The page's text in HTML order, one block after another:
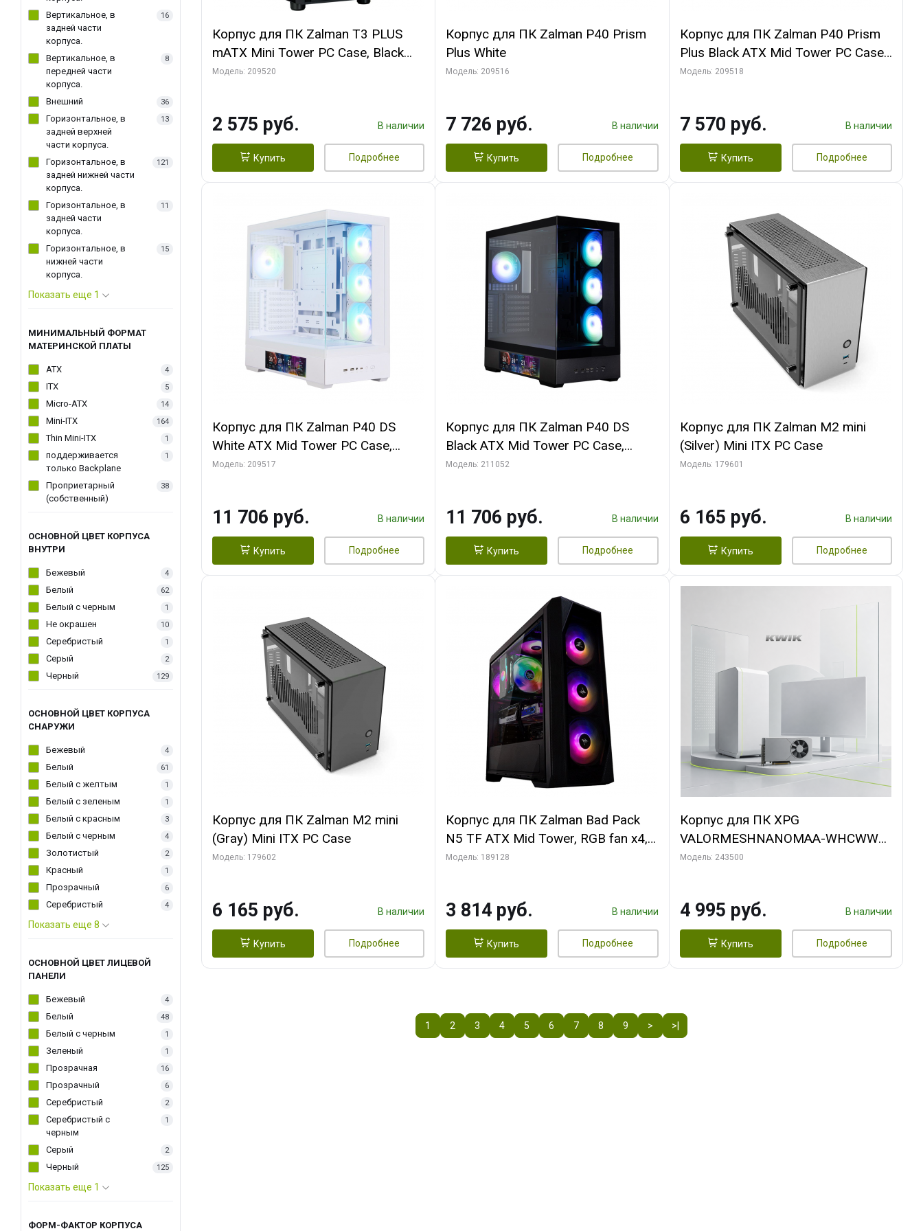
Вертикальное, в
задней части
корпуса.
16
Вертикальное, в
передней части
корпуса.
8
Внешний 36
Горизонтальное, в
задней верхней
части корпуса.
13
Горизонтальное, в
задней нижней части
корпуса.
121
Горизонтальное, в
задней части
корпуса.
11
Горизонтальное, в
нижней части
корпуса.
15
Показать еще 1
МИНИМАЛЬНЫЙ ФОРМАТ
МАТЕРИНСКОЙ ПЛАТЫ
ATX 4
ITX 5
Micro-ATX 14
Mini-ITX 164
Thin Mini-ITX 1
поддерживается
только Backplane
1
Проприетарный
(собственный)
38
ОСНОВНОЙ ЦВЕТ КОРПУСА
ВНУТРИ
Бежевый 4
Белый 62
Белый с черным 1
Не окрашен 10
Серебристый 1
Серый 2
Черный 129
ОСНОВНОЙ ЦВЕТ КОРПУСА
СНАРУЖИ
Бежевый 4
Белый 61
Белый с желтым 1
Белый с зеленым 1
Белый с красным 3
Белый с черным 4
Золотистый 2
Красный 1
Прозрачный 6
Серебристый 4
Показать еще 8
ОСНОВНОЙ ЦВЕТ ЛИЦЕВОЙ
ПАНЕЛИ
Бежевый 4
Белый 48
Белый с черным 1
Зеленый 1
Прозрачная 16
Прозрачный 6
Серебристый 2
Серебристый с
черным
1
Серый 2
Черный 125
Показать еще 1
ФОРМ-ФАКТОР КОРПУСА
Корпус для ПК Zalman T3 PLUS
mATX Mini Tower PC Case, Black
fan x2
Модель: 209520
2 575 руб. В наличии
Купить Подробнее
Корпус для ПК Zalman P40 Prism
Plus White
Модель: 209516
7 726 руб. В наличии
Купить Подробнее
Корпус для ПК Zalman P40 Prism
Plus Black ATX Mid Tower PC Case,
120mm ARGB Fanx4
Модель: 209518
7 570 руб. В наличии
Купить Подробнее
Корпус для ПК Zalman P40 DS
White ATX Mid Tower PC Case,
120mm ARGB Fanx4
Модель: 209517
11 706 руб. В наличии
Купить Подробнее
Корпус для ПК Zalman P40 DS
Black ATX Mid Tower PC Case,
120mm ARGB Fanx4
Модель: 211052
11 706 руб. В наличии
Купить Подробнее
Корпус для ПК Zalman M2 mini
(Silver) Mini ITX PC Case
Модель: 179601
6 165 руб. В наличии
Купить Подробнее
Корпус для ПК Zalman M2 mini
(Gray) Mini ITX PC Case
Модель: 179602
6 165 руб. В наличии
Купить Подробнее
Корпус для ПК Zalman Bad Pack
N5 TF ATX Mid Tower, RGB fan x4,
T/G bp
Модель: 189128
3 814 руб. В наличии
Купить Подробнее
Корпус для ПК XPG
VALORMESHNANOMAA-WHCWW
Bad Pack
Модель: 243500
4 995 руб. В наличии
Купить Подробнее
1 2 3 4 5 6 7 8 9 > >|